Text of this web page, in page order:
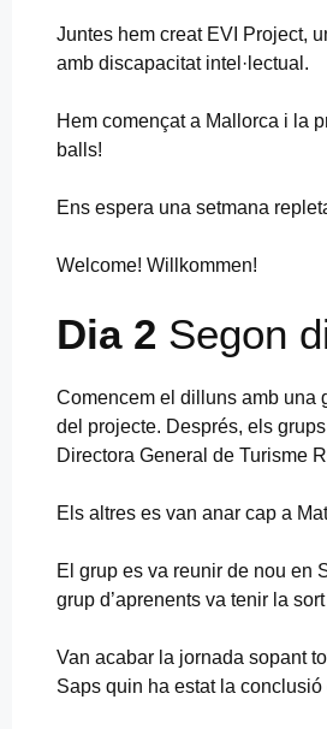
Juntes hem creat EVI Project,
amb discapacitat intel·lectual.
Hem començat a Mallorca i la
balls!
Ens espera una setmana
Welcome! Willkommen!
Dia 2 Segon
Comencem el dilluns amb una
del projecte. Després, els
Directora General de Turisme
Els altres es van anar cap a
El grup es va reunir de nou en
grup d’aprenents va tenir la
Van acabar la jornada sopant
Saps quin ha estat la